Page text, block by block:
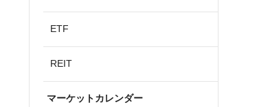
ETF
REIT
マーケットカレンダー